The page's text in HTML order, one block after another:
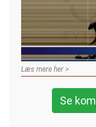
Læs mere her >
Se